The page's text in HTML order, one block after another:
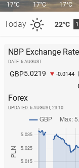
17°C
Today 22°C
17°C 17°C
NBP Exchange Rate
DATE: 6 AUGUST
GBP5.0219 -0.0144
Forex
UPDATED: 6 AUGUST, 23:10